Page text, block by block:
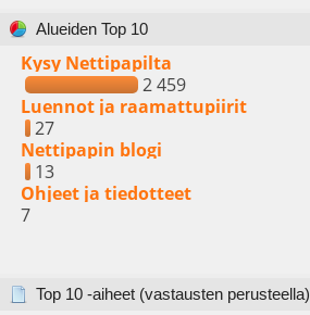
Alueiden Top 10
Kysy Nettipapilta
2 459
Luennot ja raamattupiirit
27
Nettipapin blogi
13
Ohjeet ja tiedotteet
7
Top 10 -aiheet (vastausten perusteella)